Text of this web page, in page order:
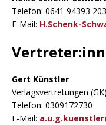
Telefon: 0641 94393 203
E-Mail: H.Schenk-
Gert Künstler
Verlagsvertretungen (GK)
Telefon: 0309172730
E-Mail: